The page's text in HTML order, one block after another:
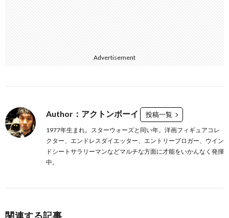
Advertisement
Author：アクトンボーイ 投稿一覧
1977年生まれ。スターウォーズと同い年。洋画フィギュアコレ
クター、エンドレスダイエッター、エントリーブロガー、ウイン
ドシートサラリーマンなどマルチな方面に才能をいかんなく発揮
中。
関連する記事